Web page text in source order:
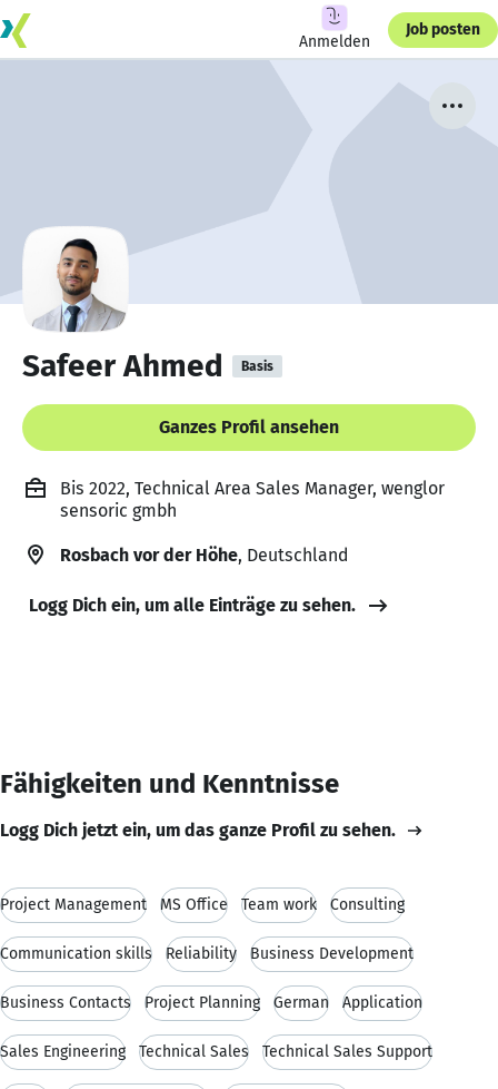
Anmelden
Job posten
Safeer Ahmed Basis
Ganzes Profil ansehen
Bis 2022, Technical Area Sales Manager, wenglor
sensoric gmbh
Rosbach vor der Höhe, Deutschland
Logg Dich ein, um alle Einträge zu sehen.
Fähigkeiten und Kenntnisse
Logg Dich jetzt ein, um das ganze Profil zu sehen.
Project Management MS Office Team work Consulting
Communication skills Reliability Business Development
Business Contacts Project Planning German Application
Sales Engineering Technical Sales Technical Sales Support